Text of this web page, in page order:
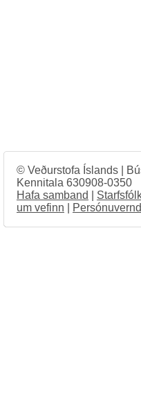
© Veðurstofa Íslands |
Kennitala 630908-0350
Hafa samband
um vefinn
Persónuvernd